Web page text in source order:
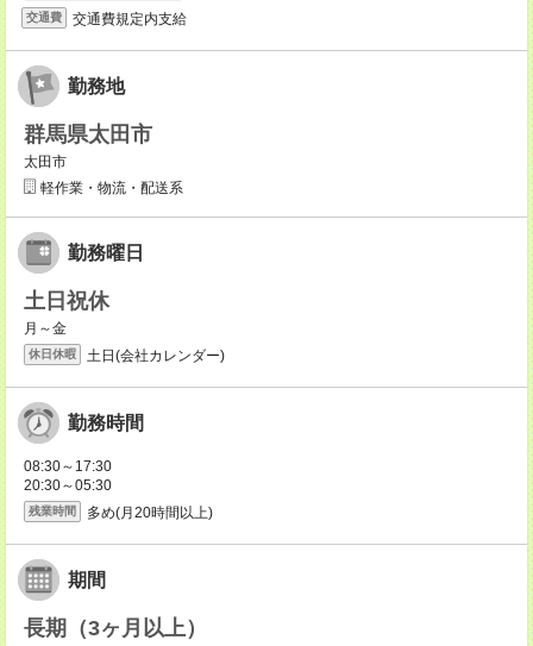
交通費 交通費規定内支給
勤務地
群馬県太田市
太田市
軽作業・物流・配送系
勤務曜日
土日祝休
月～金
休日休暇 土日(会社カレンダー)
勤務時間
08:30～17:30
20:30～05:30
残業時間 多め(月20時間以上)
期間
長期（3ヶ月以上）